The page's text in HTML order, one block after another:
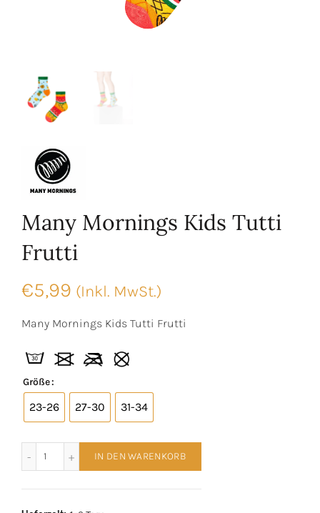
Many Mornings Kids Tutti
Frutti
€5,99 (Inkl. MwSt.)
Many Mornings Kids Tutti Frutti
Größe
23-26 27-30 31-34
IN DEN WARENKORB